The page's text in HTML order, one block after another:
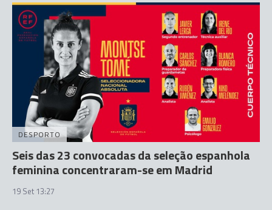
DESPORTO
Seis das 23 convocadas da seleção espanhola
feminina concentraram-se em Madrid
19 Set 13:27